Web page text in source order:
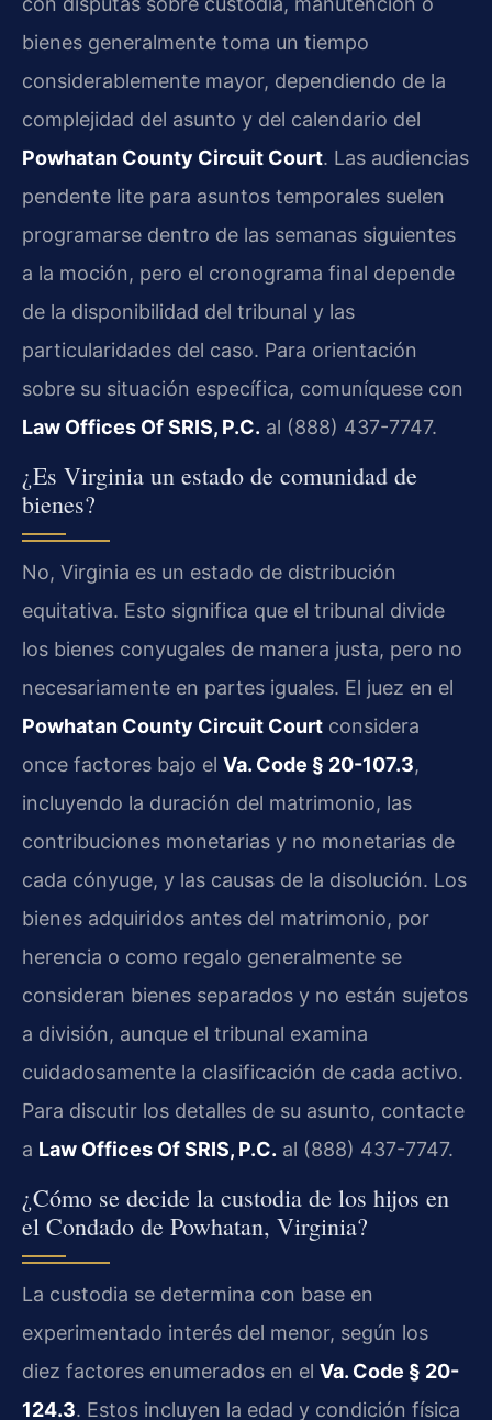
bienes generalmente toma un tiempo
considerablemente mayor, dependiendo de la
complejidad del asunto y del calendario del
Powhatan County Circuit Court. Las audiencias
pendente lite para asuntos temporales suelen
programarse dentro de las semanas siguientes
a la moción, pero el cronograma final depende
de la disponibilidad del tribunal y las
particularidades del caso. Para orientación
sobre su situación específica, comuníquese con
Law Offices Of SRIS, P.C. al (888) 437-7747.
¿Es Virginia un estado de comunidad de
bienes?
No, Virginia es un estado de distribución
equitativa. Esto significa que el tribunal divide
los bienes conyugales de manera justa, pero no
necesariamente en partes iguales. El juez en el
Powhatan County Circuit Court considera
once factores bajo el Va. Code § 20-107.3,
incluyendo la duración del matrimonio, las
contribuciones monetarias y no monetarias de
cada cónyuge, y las causas de la disolución. Los
bienes adquiridos antes del matrimonio, por
herencia o como regalo generalmente se
consideran bienes separados y no están sujetos
a división, aunque el tribunal examina
cuidadosamente la clasificación de cada activo.
Para discutir los detalles de su asunto, contacte
a Law Offices Of SRIS, P.C. al (888) 437-7747.
¿Cómo se decide la custodia de los hijos en
el Condado de Powhatan, Virginia?
La custodia se determina con base en
experimentado interés del menor, según los
diez factores enumerados en el Va. Code § 20-
124.3. Estos incluyen la edad y condición física